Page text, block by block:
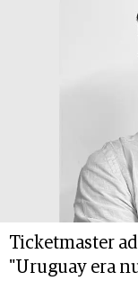
Ticketmaster
"Uruguay era